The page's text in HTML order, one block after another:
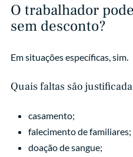
O trabalhador
sem desconto?
Em situações específicas, sim.
Quais faltas são
casamento;
falecimento de familiares;
doação de sangue;